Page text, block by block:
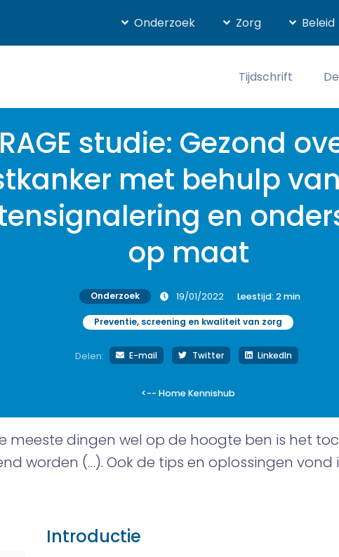
Onderzoek Zorg Beleid
Tijdschrift
studie: Gezond
met behulp
en
op maat
Onderzoek 19/01/2022 Leestijd: 2min
Preventie, screening en kwaliteit van zorg
Delen: E-mail Twitter LinkedIn
<-- Home Kennishub
meeste dingen wel op de hoogte ben is het
worden (…). Ook de tips en oplossingen vond
Introductie